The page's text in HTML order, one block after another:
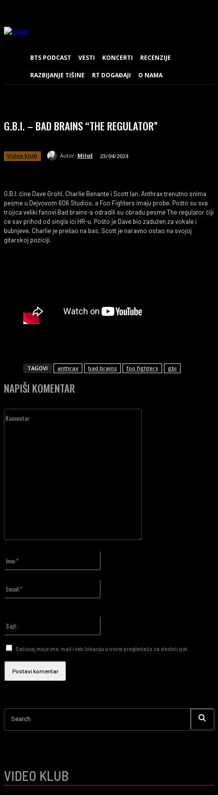
BTS PODCAST VESTI KONCERTI RECENZIJE
RAZBIJANJE TIŠINE RT DOGAĐAJI O NAMA
G.B.I. – BAD BRAINS “THE REGULATOR”
Video klub Autor: Miloš 23/04/2024
G.B.I. čine Dave Grohl, Charlie Benante i Scott Ian. Anthrax trenutno snima
pesme u Dejvovom 606 Studios, a Foo Fighters imaju probe. Pošto su sva
trojica veliki fanovi Bad brains-a odradili su obradu pesme The regulator čiji
će sav prihod od singla ići HR-u. Pošto je Dave bio zadužen za vokale i
bubnjeve, Charlie je prešao na bas, Scott je naravno ostao na svojoj
gitarskoj poziciji.
TAGOVI anthrax bad brains foo fighters gbi
NAPIŠI KOMENTAR
Komentar
Ime:*
Email:*
Sajt:
Sačuvaj moje ime, mail i veb lokaciju u ovom pregledaču za sledeći put.
Search
VIDEO KLUB